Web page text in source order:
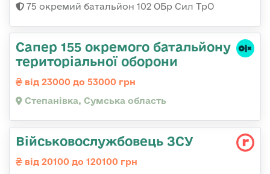
75 окремий батальйон 102 ОБр Сил ТрО
Сапер 155 окремого батальйону
територіальної оборони
від 23000 до 53000 грн
Степанівка, Сумська область
Військовослужбовець ЗСУ
від 20100 до 120100 грн